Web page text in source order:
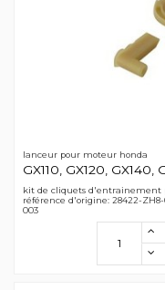
lanceur pour moteur honda
GX110, GX120, GX140,
kit de cliquets d'entrainement
référence d'origine: 28422-ZH8-
003